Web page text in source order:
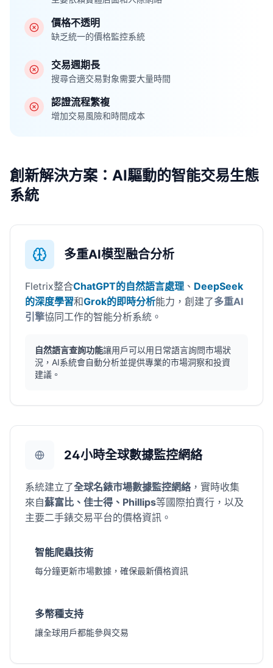
價格不透明
缺乏統一的價格監控系統
交易週期長
搜尋合適交易對象需要大量時間
認證流程繁複
增加交易風險和時間成本
創新解決方案：AI驅動的智能交易生態
系統
多重AI模型融合分析
Fletrix整合ChatGPT的自然語言處理 、 DeepSeek
的深度學習和Grok的即時分析能力，創建了多重AI
引擎協同工作的智能分析系統。
自然語言查詢功能讓用戶可以用日常語言詢問市場狀
況，AI系統會自動分析並提供專業的市場洞察和投資
建議。
24小時全球數據監控網絡
系統建立了全球名錶市場數據監控網絡，實時收集
來自蘇富比、佳士得、Phillips等國際拍賣行，以及
主要二手錶交易平台的價格資訊。
智能爬蟲技術
每分鐘更新市場數據，確保最新價格資訊
多幣種支持
讓全球用戶都能參與交易